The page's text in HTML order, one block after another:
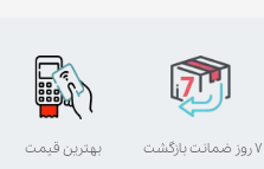
بهترین قیمت ۷ روز ضمانت بازگشت